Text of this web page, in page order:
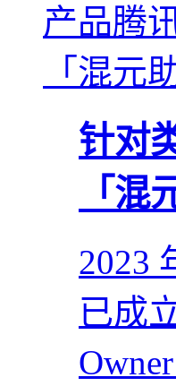
针对
「混
2023
已成